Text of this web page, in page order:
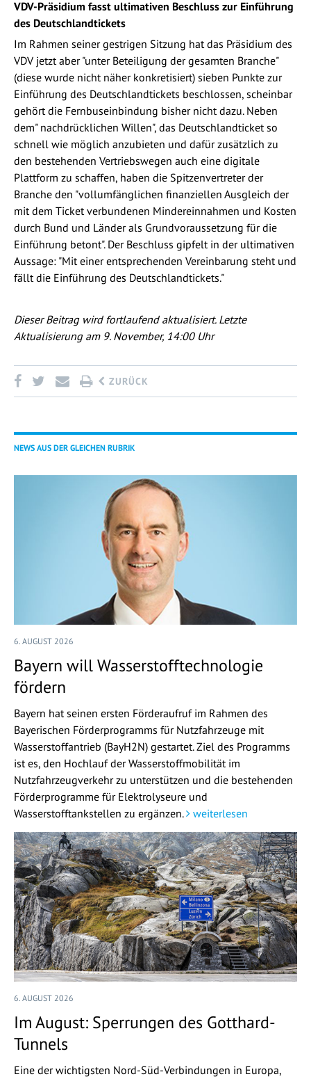
VDV-Präsidium fasst ultimativen Beschluss zur Einführung
des Deutschlandtickets
Im Rahmen seiner gestrigen Sitzung hat das Präsidium des
VDV jetzt aber "unter Beteiligung der gesamten Branche"
(diese wurde nicht näher konkretisiert) sieben Punkte zur
Einführung des Deutschlandtickets beschlossen, scheinbar
gehört die Fernbuseinbindung bisher nicht dazu. Neben
dem" nachdrücklichen Willen", das Deutschlandticket so
schnell wie möglich anzubieten und dafür zusätzlich zu
den bestehenden Vertriebswegen auch eine digitale
Plattform zu schaffen, haben die Spitzenvertreter der
Branche den "vollumfänglichen finanziellen Ausgleich der
mit dem Ticket verbundenen Mindereinnahmen und Kosten
durch Bund und Länder als Grundvoraussetzung für die
Einführung betont". Der Beschluss gipfelt in der ultimativen
Aussage: "Mit einer entsprechenden Vereinbarung steht und
fällt die Einführung des Deutschlandtickets."
Dieser Beitrag wird fortlaufend aktualisiert. Letzte
Aktualisierung am 9. November, 14:00 Uhr
ZURÜCK
NEWS AUS DER GLEICHEN RUBRIK
6. AUGUST 2026
Bayern will Wasserstofftechnologie
fördern
Bayern hat seinen ersten Förderaufruf im Rahmen des
Bayerischen Förderprogramms für Nutzfahrzeuge mit
Wasserstoffantrieb (BayH2N) gestartet. Ziel des Programms
ist es, den Hochlauf der Wasserstoffmobilität im
Nutzfahrzeugverkehr zu unterstützen und die bestehenden
Förderprogramme für Elektrolyseure und
Wasserstofftankstellen zu ergänzen.
weiterlesen
6. AUGUST 2026
Im August: Sperrungen des Gotthard-
Tunnels
Eine der wichtigsten Nord-Süd-Verbindungen in Europa,